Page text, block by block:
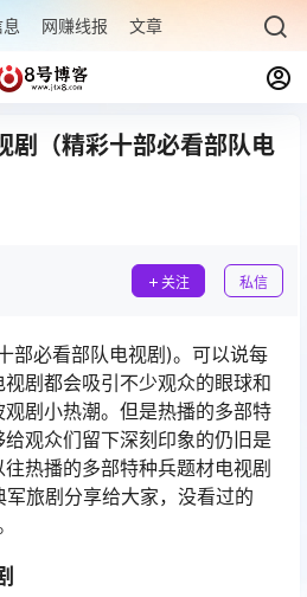
网赚线报 文章专题 最新文章
剧（精彩十部必看部队电
关注 私信
部必看部队电视剧)。可以说每
剧都会吸引不少观众的眼球和
剧小热潮。但是热播的多部特
观众们留下深刻印象的仍旧是
热播的多部特种兵题材电视剧
旅剧分享给大家，没看过的